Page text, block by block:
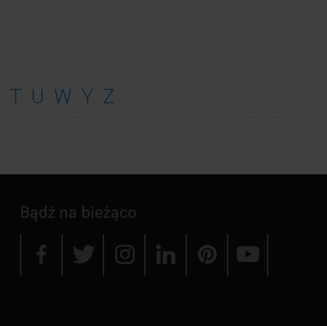
T U W Y Z
Bądź na bieżąco